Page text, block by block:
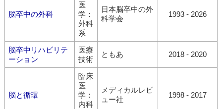
脳卒中の外科
医
学：
外科
系
日本脳卒中の外
科学会
1993 - 2026
脳卒中リハビリテ
ーション
医療
技術
ともあ 2018 - 2020
脳と循環
臨床
医
学：
内科
メディカルレビ
ュー社
1998 - 2017